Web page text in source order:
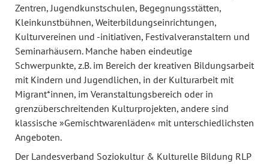
Zentren, Jugendkunstschulen, Begegnungsstätten,
Kleinkunstbühnen, Weiterbildungseinrichtungen,
Kulturvereinen und -initiativen, Festivalveranstaltern und
Seminarhäusern. Manche haben eindeutige
Schwerpunkte, z.B. im Bereich der kreativen Bildungsarbeit
mit Kindern und Jugendlichen, in der Kulturarbeit mit
Migrant*innen, im Veranstaltungsbereich oder in
grenzüberschreitenden Kulturprojekten, andere sind
klassische »Gemischtwarenläden« mit unterschiedlichsten
Angeboten.
Der Landesverband Soziokultur & Kulturelle Bildung RLP